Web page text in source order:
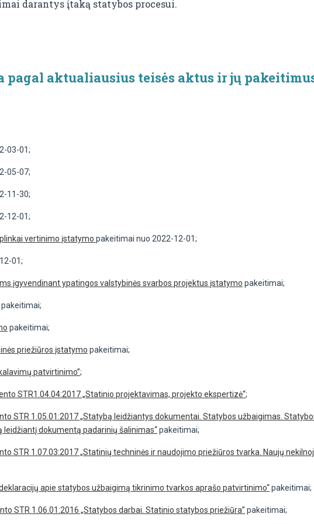
darantys įtaką statybos procesui.
pagal aktualiausius teisės aktus ir jų
03-01;
05-07;
11-30;
12-01;
vertinimo įstatymo pakeitimai nuo 2022-12-01;
01;
įgyvendinant ypatingos valstybinės svarbos projektus įstatymo pakeitimai;
pakeitimai;
pakeitimai;
priežiūros įstatymo pakeitimai;
patvirtinimo”;
STR1.04.04:2017 „Statinio projektavimas, projekto ekspertizė“;
STR 1.05.01:2017 „Statybą leidžiantys dokumentai. Statybos užbaigimas.
dokumentą padarinių šalinimas“pakeitimai;
STR 1.07.03:2017 „Statinių techninės ir naudojimo priežiūros tvarka. Naujų
apie statybos užbaigimą tikrinimo tvarkos aprašo patvirtinimo“pakeitimai;
STR 1.06.01:2016 „Statybos darbai. Statinio statybos priežiūra” pakeitimai;